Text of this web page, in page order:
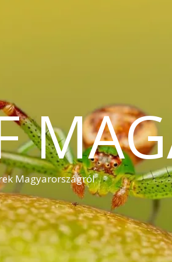
Magyarországról